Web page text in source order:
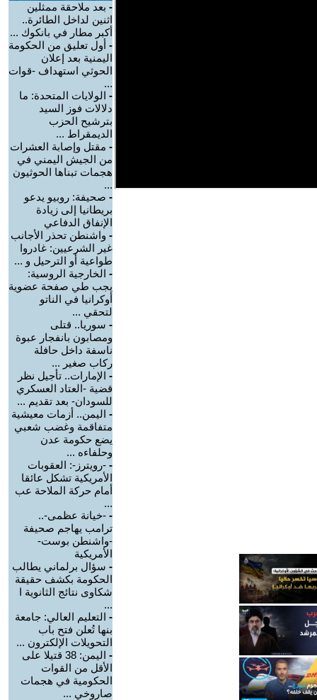
- بعد ملاحقة ممثلين
اثنين لداخل الطائرة..
أكبر مطار في بانكوك ...
- أول تعليق من الحكومة
اليمنية بعد إعلان
الحوثي استهداف -قوات
...
- الولايات المتحدة: ما
دلالات فوز السيد
بترشيح الحزب
الديمقراط ...
- مقتل وإصابة العشرات
من الجيش اليمني في
هجمات تبناها الحوثيون
...
- صحيفة: روبيو يدعو
بريطانيا إلى زيادة
الإنفاق الدفاعي
- واشنطن تحذر الأجانب
غير الشرعيين: غادروا
طواعية أو الترحيل و ...
- الخارجية الروسية:
يجب طي صفحة عضوية
أوكرانيا في الناتو
لتحقي ...
- سوريا.. قتلى
ومصابون بانفجار عبوة
ناسفة داخل حافلة
ركاب صغير ...
- الإمارات.. تأجيل نظر
قضية -العتاد العسكري
للسودان- بعد تقديم ...
- اليمن.. أزمات معيشية
متفاقمة وغضب شعبي
يضع حكومة عدن
وحلفاءه ...
- -رويترز-: العقوبات
الأمريكية تشكل عائقا
أمام حركة الملاحة عب
...
- -خيانة عظمى-..
ترامب يهاجم صحيفة
-واشنطن بوست-
الأمريكية
- سؤال برلماني يطالب
الحكومة بكشف حقيقة
شكاوى نتائج الثانوية ا
...
- التعليم العالي: جامعة
بنها تُعلن فتح باب
التحويلات الإلكترون ...
-
اليمن: 38 قتيلا على
الأقل من القوات
الحكومية في هجمات
صاروخي ...